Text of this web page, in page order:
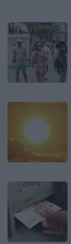
Image
Image